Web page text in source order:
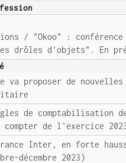
/ "Okoo" :
drôles d'objets". En
va proposer de
de comptabilisation
de l'exercice
Inter, en forte
décembre 2023)